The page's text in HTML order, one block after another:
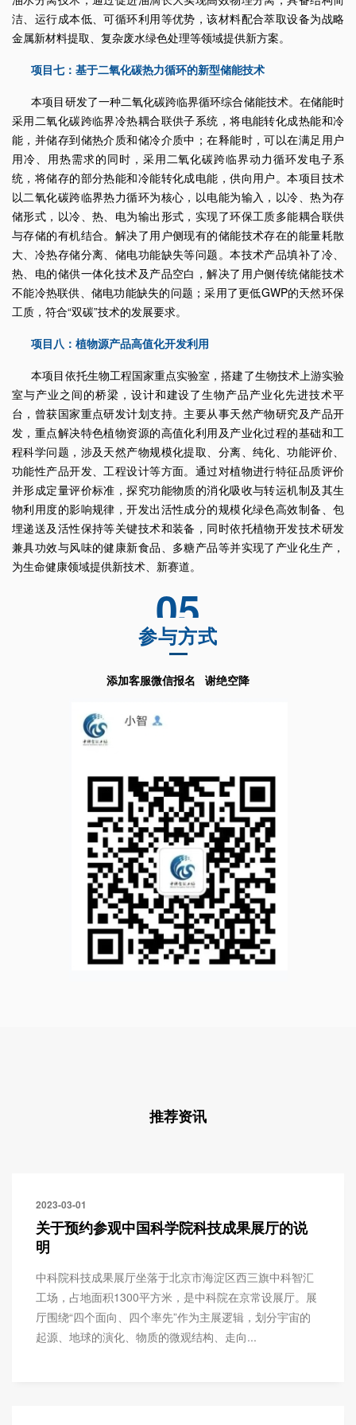
洁、运行成本低、可循环利用等优势，该材料配合萃取设备为战略
金属新材料提取、复杂废水绿色处理等领域提供新方案。
项目七：基于二氧化碳热力循环的新型储能技术
本项目研发了一种二氧化碳跨临界循环综合储能技术。在储能时
采用二氧化碳跨临界冷热耦合联供子系统，将电能转化成热能和冷
能，并储存到储热介质和储冷介质中；在释能时，可以在满足用户
用冷、用热需求的同时，采用二氧化碳跨临界动力循环发电子系
统，将储存的部分热能和冷能转化成电能，供向用户。本项目技术
以二氧化碳跨临界热力循环为核心，以电能为输入，以冷、热为存
储形式，以冷、热、电为输出形式，实现了环保工质多能耦合联供
与存储的有机结合。解决了用户侧现有的储能技术存在的能量耗散
大、冷热存储分离、储电功能缺失等问题。本技术产品填补了冷、
热、电的储供一体化技术及产品空白，解决了用户侧传统储能技术
不能冷热联供、储电功能缺失的问题；采用了更低GWP的天然环保
工质，符合“双碳”技术的发展要求。
项目八：植物源产品高值化开发利用
本项目依托生物工程国家重点实验室，搭建了生物技术上游实验
室与产业之间的桥梁，设计和建设了生物产品产业化先进技术平
台，曾获国家重点研发计划支持。主要从事天然产物研究及产品开
发，重点解决特色植物资源的高值化利用及产业化过程的基础和工
程科学问题，涉及天然产物规模化提取、分离、纯化、功能评价、
功能性产品开发、工程设计等方面。通过对植物进行特征品质评价
并形成定量评价标准，探究功能物质的消化吸收与转运机制及其生
物利用度的影响规律，开发出活性成分的规模化绿色高效制备、包
埋递送及活性保持等关键技术和装备，同时依托植物开发技术研发
兼具功效与风味的健康新食品、多糖产品等并实现了产业化生产，
为生命健康领域提供新技术、新赛道。
05
参与方式
添加客服微信报名 谢绝空降
推荐资讯
2023-03-01
关于预约参观中国科学院科技成果展厅的说
明
中科院科技成果展厅坐落于北京市海淀区西三旗中科智汇
工场，占地面积1300平方米，是中科院在京常设展厅。展
厅围绕“四个面向、四个率先”作为主展逻辑，划分宇宙的
起源、地球的演化、物质的微观结构、走向...